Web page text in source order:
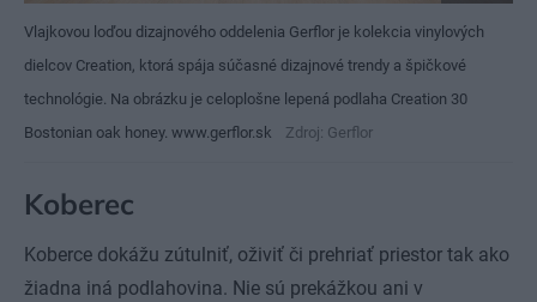
Vlajkovou loďou dizajnového oddelenia Gerflor je kolekcia vinylových
dielcov Creation, ktorá spája súčasné dizajnové trendy a špičkové
technológie. Na obrázku je celoplošne lepená podlaha Creation 30
Bostonian oak honey. www.gerflor.sk
Zdroj: Gerflor
Koberec
Koberce dokážu zútulniť, oživiť či prehriať priestor tak ako
žiadna iná podlahovina. Nie sú prekážkou ani v